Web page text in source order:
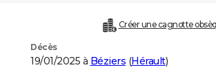
Créer une cagnotte
Décès
19/01/2025 à Béziers (Hérault)